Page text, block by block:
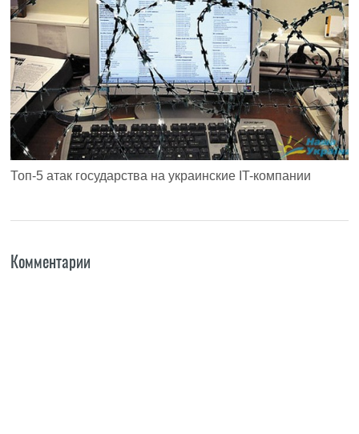
Топ-5 атак государства на украинские IT-компании
Комментарии